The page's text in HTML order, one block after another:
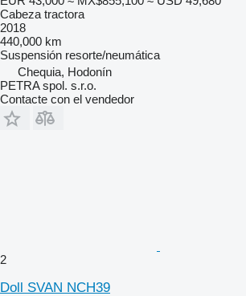
Cabeza tractora
2018
440,000 km
Suspensión resorte/neumática
Chequia, Hodonín
PETRA spol. s.r.o.
Contacte con el vendedor
2
Doll SVAN NCH39